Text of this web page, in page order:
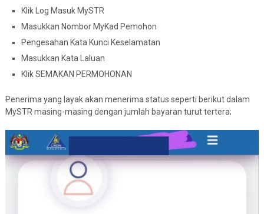
Klik Log Masuk MySTR
Masukkan Nombor MyKad Pemohon
Pengesahan Kata Kunci Keselamatan
Masukkan Kata Laluan
Klik SEMAKAN PERMOHONAN
Penerima yang layak akan menerima status seperti berikut dalam
MySTR masing-masing dengan jumlah bayaran turut tertera;